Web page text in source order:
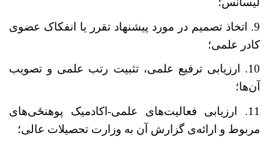
9. اتخاذ تصمیم در مورد پیشنهاد تقرر یا انفکاک عضوی
کادر علمی؛
10. ارزیابی ترفیع علمی، تثبیت رتب علمی و تصویب
آنها؛
11. ارزیابی فعالیت
های علمی-اکادمیک پوهنځیهای
مربوط و ارائهی گزارش آن به وزارت تحصیلات عالی؛